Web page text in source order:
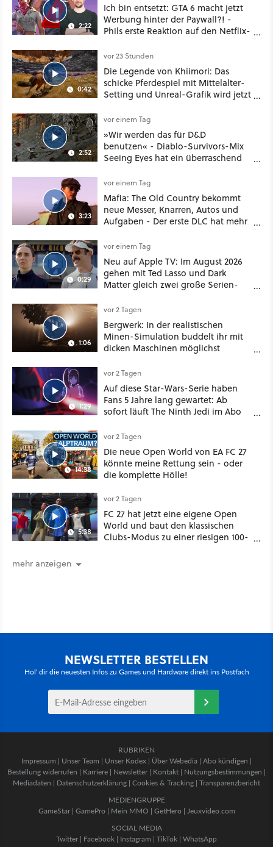
2:22
Ich bin entsetzt: GTA 6 macht jetzt
Werbung hinter der Paywall?! -
Phils erste Reaktion auf den Netflix-
0:42
vor 23 Stunden
Die Legende von Khiimori: Das
schicke Pferdespiel mit Mittelalter-
Setting und Unreal-Grafik wird jetzt
2:52
vor einem Tag
»Wir werden das für D&D
benutzen« - Diablo-Survivors-Mix
Seeing Eyes hat ein überraschend
3:23
vor einem Tag
Mafia: The Old Country bekommt
neue Messer, Knarren, Autos und
Aufgaben - Der erste DLC hat mehr
0:29
vor einem Tag
Neu auf Apple TV: Im August 2026
gehen mit Ted Lasso und Dark
Matter gleich zwei große Serien-
1:06
vor 2 Tagen
Bergwerk: In der realistischen
Minen-Simulation buddelt ihr mit
dicken Maschinen möglichst
1:29
vor 2 Tagen
Auf diese Star-Wars-Serie haben
Fans 5 Jahre lang gewartet: Ab
sofort läuft The Ninth Jedi im Abo
14:38
vor 2 Tagen
Die neue Open World von EA FC 27
könnte meine Rettung sein - oder
die komplette Hölle!
5:38
vor 2 Tagen
FC 27 hat jetzt eine eigene Open
World und baut den klassischen
Clubs-Modus zu einer riesigen 100-
mehr anzeigen
NEWSLETTER BESTELLEN
Hol' dir die neuesten Infos zu Games und Hardware direkt ins Postfach
RUBRIKEN
Impressum | Unser Team | Unser Kodex | Über Webedia | Abo kündigen |
Bestellung widerrufen | Karriere | Newsletter | Kontakt | Nutzungsbestimmungen |
Mediadaten | Datenschutzerklärung | Cookies & Tracking | Transparenzbericht
MEDIENGRUPPE
GameStar| GamePro | Mein MMO | GetHero | Jeuxvideo.com
SOCIAL MEDIA
Twitter | Facebook | Instagram | TikTok | WhatsApp